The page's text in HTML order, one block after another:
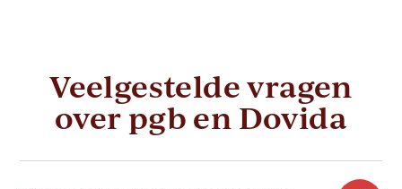
Veelgestelde vragen
over pgb en Dovida